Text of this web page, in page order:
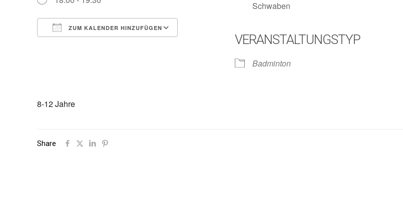
ZUM KALENDER HINZUFÜGEN
Google Kalender iCalendar
Schwaben
VERANSTALTUNGSTYP
Badminton
8-12 Jahre
Share